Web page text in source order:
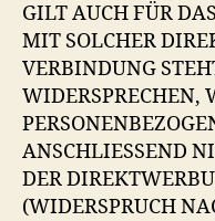
GILT AUCH FÜR
MIT SOLCHER
VERBINDUNG
WIDERSPRECHEN,
ANSCHLIESSEND
DER
(WIDERSPRUCH